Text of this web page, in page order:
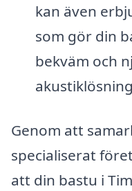
kan även
som gör din
bekväm och
Genom att
specialiserat
att din bastu i